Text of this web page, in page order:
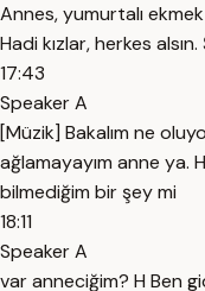
Annes, yumurtalı
Hadi kızlar, herkes
17:43
Speaker A
[Müzik] Bakalım ne
ağlamayayım anne ya.
bilmediğim bir şey mi
18:11
Speaker A
var anneciğim? H Ben